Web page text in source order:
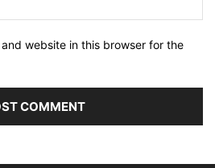
website in this browser for the